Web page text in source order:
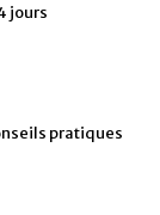
jours
pratiques